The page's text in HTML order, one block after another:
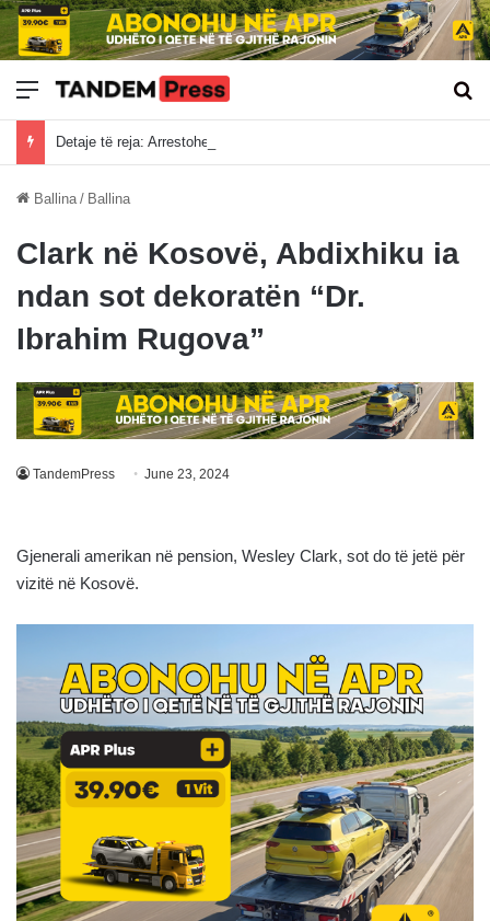
Meny
Ballina / Ballina
Clark në Kosovë, Abdixhiku ia
ndan sot dekoratën “Dr.
Ibrahim Rugova”
TandemPress June 23, 2024
Gjenerali amerikan në pension, Wesley Clark, sot do të jetë për
vizitë në Kosovë.